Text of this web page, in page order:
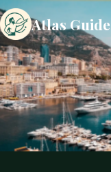
Atlas Guide